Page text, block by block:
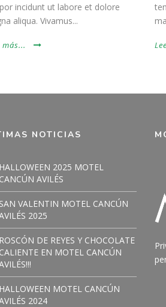
incidunt ut labore et dolore
aliqua. Vivamus...
más...
NOTICIAS
HALLOWEEN 2025 MOTEL
CANCÚN AVILÉS
SAN VALENTIN MOTEL CANCÚN
2025
ROSCÓN DE REYES Y CHOCOLATE
CALIENTE EN MOTEL CANCÚN
HALLOWEEN MOTEL CANCÚN
2024